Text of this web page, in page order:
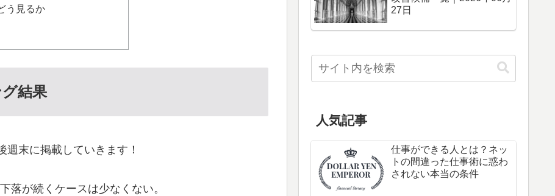
う見るか
結果
末に掲載していきます！
落が続くケースは少なくない。
27日
人気記事
仕事ができる人とは？ネッ
トの間違った仕事術に惑わ
されない本当の条件